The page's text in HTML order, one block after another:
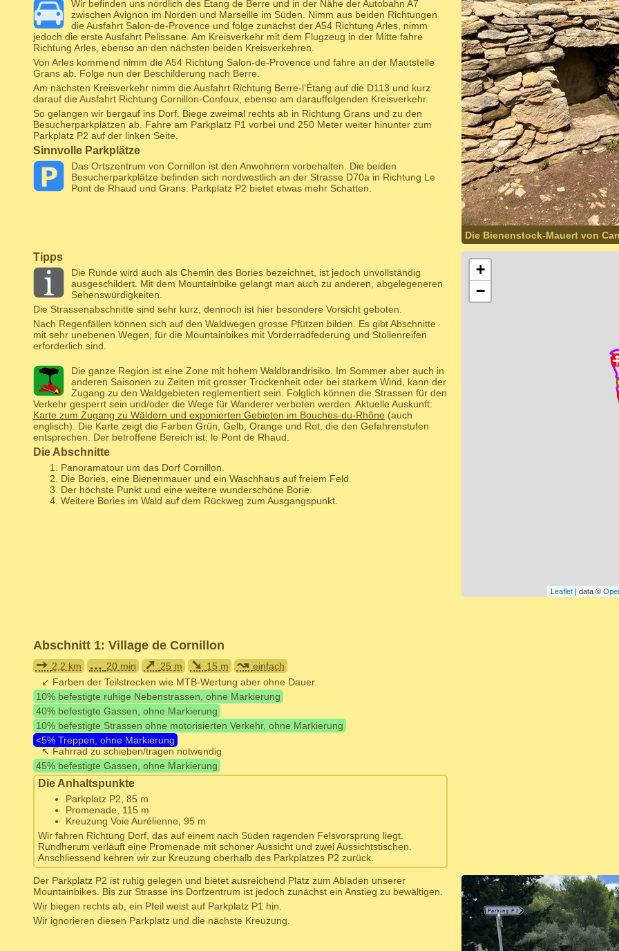
Wir befinden uns nördlich des Étang de Berre und in der Nähe der Autobahn A7
zwischen Avignon im Norden und Marseille im Süden. Nimm aus beiden Richtungen
die Ausfahrt Salon-de-Provence und folge zunächst der A54 Richtung Arles, nimm
jedoch die erste Ausfahrt Pelissane. Am Kreisverkehr mit dem Flugzeug in der Mitte fahre
Richtung Arles, ebenso an den nächsten beiden Kreisverkehren.
Von Arles kommend nimm die A54 Richtung Salon-de-Provence und fahre an der Mautstelle
Grans ab. Folge nun der Beschilderung nach Berre.
Am nächsten Kreisverkehr nimm die Ausfahrt Richtung Berre-l'Étang auf die D113 und kurz
darauf die Ausfahrt Richtung Cornillon-Confoux, ebenso am darauffolgenden Kreisverkehr.
So gelangen wir bergauf ins Dorf. Biege zweimal rechts ab in Richtung Grans und zu den
Besucherparkplätzen ab. Fahre am Parkplatz P1 vorbei und 250 Meter weiter hinunter zum
Parkplatz P2 auf der linken Seite.
Sinnvolle Parkplätze
Das Ortszentrum von Cornillon ist den Anwohnern vorbehalten. Die beiden
Besucherparkplätze befinden sich nordwestlich an der Strasse D70a in Richtung Le
Pont de Rhaud und Grans. Parkplatz P2 bietet etwas mehr Schatten.
Die Bienenstock-Mauert von
Tipps
Die Runde wird auch als Chemin des Bories bezeichnet, ist jedoch unvollständig
ausgeschildert. Mit dem Mountainbike gelangt man auch zu anderen, abgelegeneren
Sehenswürdigkeiten.
Die Strassenabschnitte sind sehr kurz, dennoch ist hier besondere Vorsicht geboten.
Nach Regenfällen können sich auf den Waldwegen grosse Pfützen bilden. Es gibt Abschnitte
mit sehr unebenen Wegen, für die Mountainbikes mit Vorderradfederung und Stollenreifen
erforderlich sind.
Die ganze Region ist eine Zone mit hohem Waldbrandrisiko. Im Sommer aber auch in
anderen Saisonen zu Zeiten mit grosser Trockenheit oder bei starkem Wind, kann der
Zugang zu den Waldgebieten reglementiert sein. Folglich können die Strassen für den
Verkehr gesperrt sein und/oder die Wege für Wanderer verboten werden. Aktuelle Auskunft:
Karte zum Zugang zu Wäldern und exponierten Gebieten im Bouches-du-Rhône (auch
englisch). Die Karte zeigt die Farben Grün, Gelb, Orange und Rot, die den Gefahrenstufen
entsprechen. Der betroffene Bereich ist: le Pont de Rhaud.
Die Abschnitte
Panoramatour um das Dorf Cornillon.
Die Bories, eine Bienenmauer und ein Waschhaus auf freiem Feld.
Der höchste Punkt und eine weitere wunderschöne Borie.
Weitere Bories im Wald auf dem Rückweg zum Ausgangspunkt.
+
−
Leaflet| data ©
Abschnitt 1: Village de Cornillon
➙ 2,2 km ... 20 min ➚ 25 m ➘ 15 m ↝ einfach
↙ Farben der Teilstrecken wie MTB-Wertung aber ohne Dauer.
10% befestigte ruhige Nebenstrassen, ohne Markierung
40% befestigte Gassen, ohne Markierung
10% befestigte Strassen ohne motorisierten Verkehr, ohne Markierung
<5% Treppen, ohne Markierung
↖ Fahrrad zu schieben/tragen notwendig
45% befestigte Gassen, ohne Markierung
Die Anhaltspunkte
Parkplatz P2, 85 m
Promenade, 115 m
Kreuzung Voie Aurélienne, 95 m
Wir fahren Richtung Dorf, das auf einem nach Süden ragenden Felsvorsprung liegt.
Rundherum verläuft eine Promenade mit schöner Aussicht und zwei Aussichtstischen.
Anschliessend kehren wir zur Kreuzung oberhalb des Parkplatzes P2 zurück.
Der Parkplatz P2 ist ruhig gelegen und bietet ausreichend Platz zum Abladen unserer
Mountainbikes. Bis zur Strasse ins Dorfzentrum ist jedoch zunächst ein Anstieg zu bewältigen.
Wir biegen rechts ab, ein Pfeil weist auf Parkplatz P1 hin.
Wir ignorieren diesen Parkplatz und die nächste Kreuzung.